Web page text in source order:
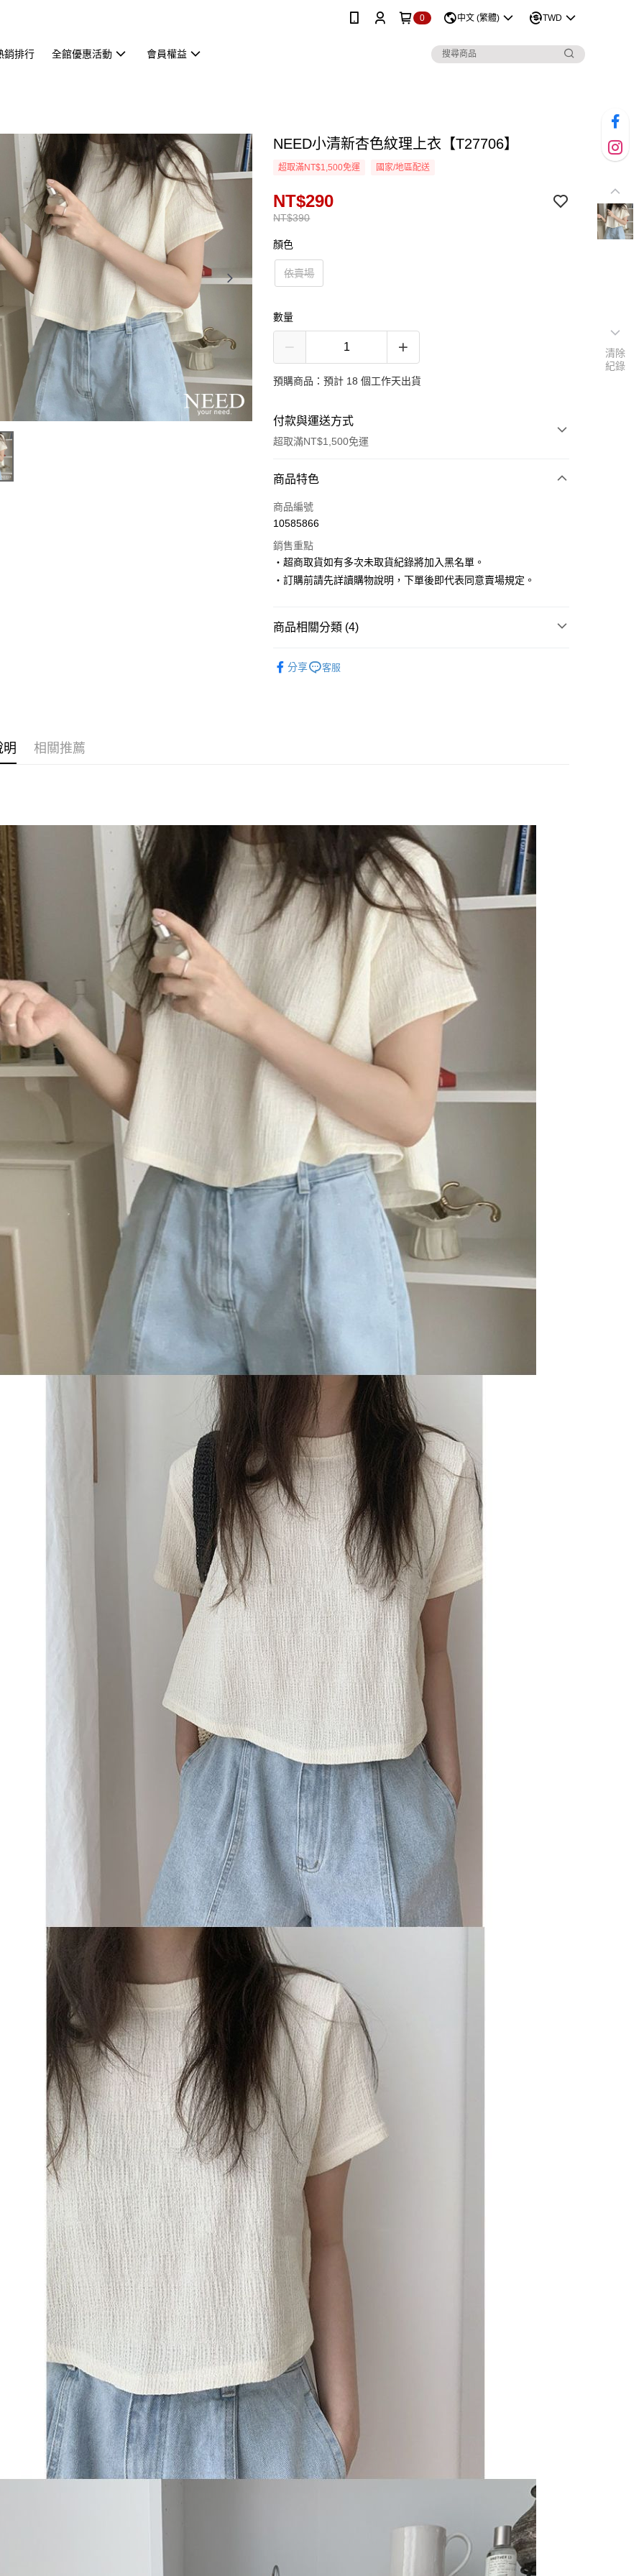
0 中文 (繁體) TWD
銷排行 全館優惠活動 會員權益
NEED小清新杏色紋理上衣【T27706】
超取滿NT$1,500免運 國家/地區配送
NT$390
NT$290
顏色
依賣場
數量
預購商品：預計 18 個工作天出貨
付款與運送方式
超取滿NT$1,500免運
付款方式
信用卡一次付款
LINE Pay
Apple Pay
Google Pay
１．於結帳方式選擇「AFTEE先享後付」後，將跳轉至「AFTEE先享後
付」結帳頁面，進行簡訊認證並確認金額後，即可完成結帳。
２．訂單成立數日內，您將收到繳費通知簡訊。
３．收到繳費通知簡訊後14天內，點擊此簡訊中的連結，可透過四大超商
／ATM／網路銀行／等多元方式進行付款，方視為交易完成。
※ 請注意：結帳手續完成當下不需立刻繳費，但若您需要取消訂單，請聯
絡購買商品的店家。未經商家同意取消之訂單仍視為有效，需透過AFTEE
先享後付繳納相關費用。
※ 交易是否成功請以「AFTEE先享後付 」之結帳頁面顯示為準，若有關於
是否繳費成功／繳費後需取消欲退款等相關疑問，請聯繫「AFTEE先享後
付客戶支援中心」
https://netprotections.freshdesk.com/support/home
１．透過由恩沛科技股份有限公司提供之「AFTEE先享後付」服務完成之
交易，需依本服務之必要範圍內提供個人資料，並將交易相關給付款項請
求債權轉讓予恩沛科技股份有限公司。
２．關於個人資料處理事宜，請瀏覽以下網址：
https://aftee.tw/terms/#terms3
３．未成年的使用者請事先徵得法定代理人或監護人之同意方可使用
「AFTEE先享後付」，若未經同意申辦者引起之損失，本公司不負相關責
任。
４．使用「AFTEE先享後付」時，將依據個別帳號之用戶狀況，依本公司
即時審查核予不同之上限額度；若仍有額度不足之情形，本公司將視審查
結果請求用戶進行身份認證。
５．嚴禁一人註冊多個帳號或使用他人資訊註冊。若發現惡意使用之情
形，恩沛科技股份有限公司將有權停止該用戶之使用額度並採取法律行
每筆NT$80，滿NT$1,500(含以上)免運費
付款後全家取貨
每筆NT$80，滿NT$1,500(含以上)免運費
萊爾富取貨付款
每筆NT$80，滿NT$1,500(含以上)免運費
付款後萊爾富取貨
每筆NT$80，滿NT$1,500(含以上)免運費
離島取貨加價40
每筆NT$80，滿NT$1,500(含以上)免運費
付款後7-11取貨
每筆NT$80，滿NT$1,500(含以上)免運費
宅配
每筆NT$100，滿NT$1,500(含以上)免運費
海外宅配
商品特色
商品編號
10585866
銷售重點
‧超商取貨如有多次未取貨紀錄將加入黑名單。
‧訂購前請先詳讀購物說明，下單後即代表同意賣場規定。
商品相關分類 (4)
分享 客服
明 相關推薦
清除
紀錄